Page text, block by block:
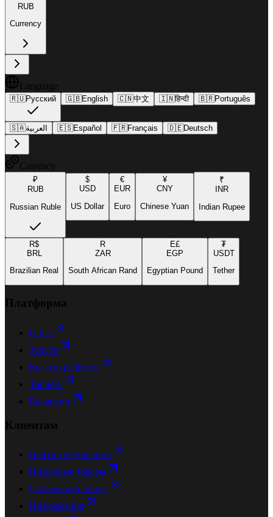
RUB
Currency
Language
🇷🇺Русский 🇬🇧English 🇨🇳中文 🇮🇳हिन्दी 🇧🇷Português
🇸🇦العربية 🇪🇸Español 🇫🇷Français 🇩🇪Deutsch
Currency
₽
RUB
Russian Ruble
$
USD
US Dollar
€
EUR
Euro
¥
CNY
Chinese Yuan
₹
INR
Indian Rupee
R$
BRL
Brazilian Real
R
ZAR
South African Rand
E£
EGP
Egyptian Pound
₮
USDT
Tether
Платформа
О нас
Услуги
Как это работает
Тарифы
Вакансии
Клиентам
Найти специалиста
Цифровые товары
Глобальный поиск
Информация